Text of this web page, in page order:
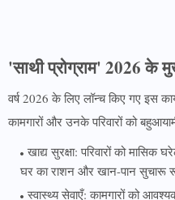
'साथी प्रोग्राम' 2026 के
वर्ष 2026 के लिए लॉन्च किए गए इस
कामगारों और उनके परिवारों को
खाद्य सुरक्षा: परिवारों को मासिक
घर का राशन और खान-पान
स्वास्थ्य सेवाएँ: कामगारों को